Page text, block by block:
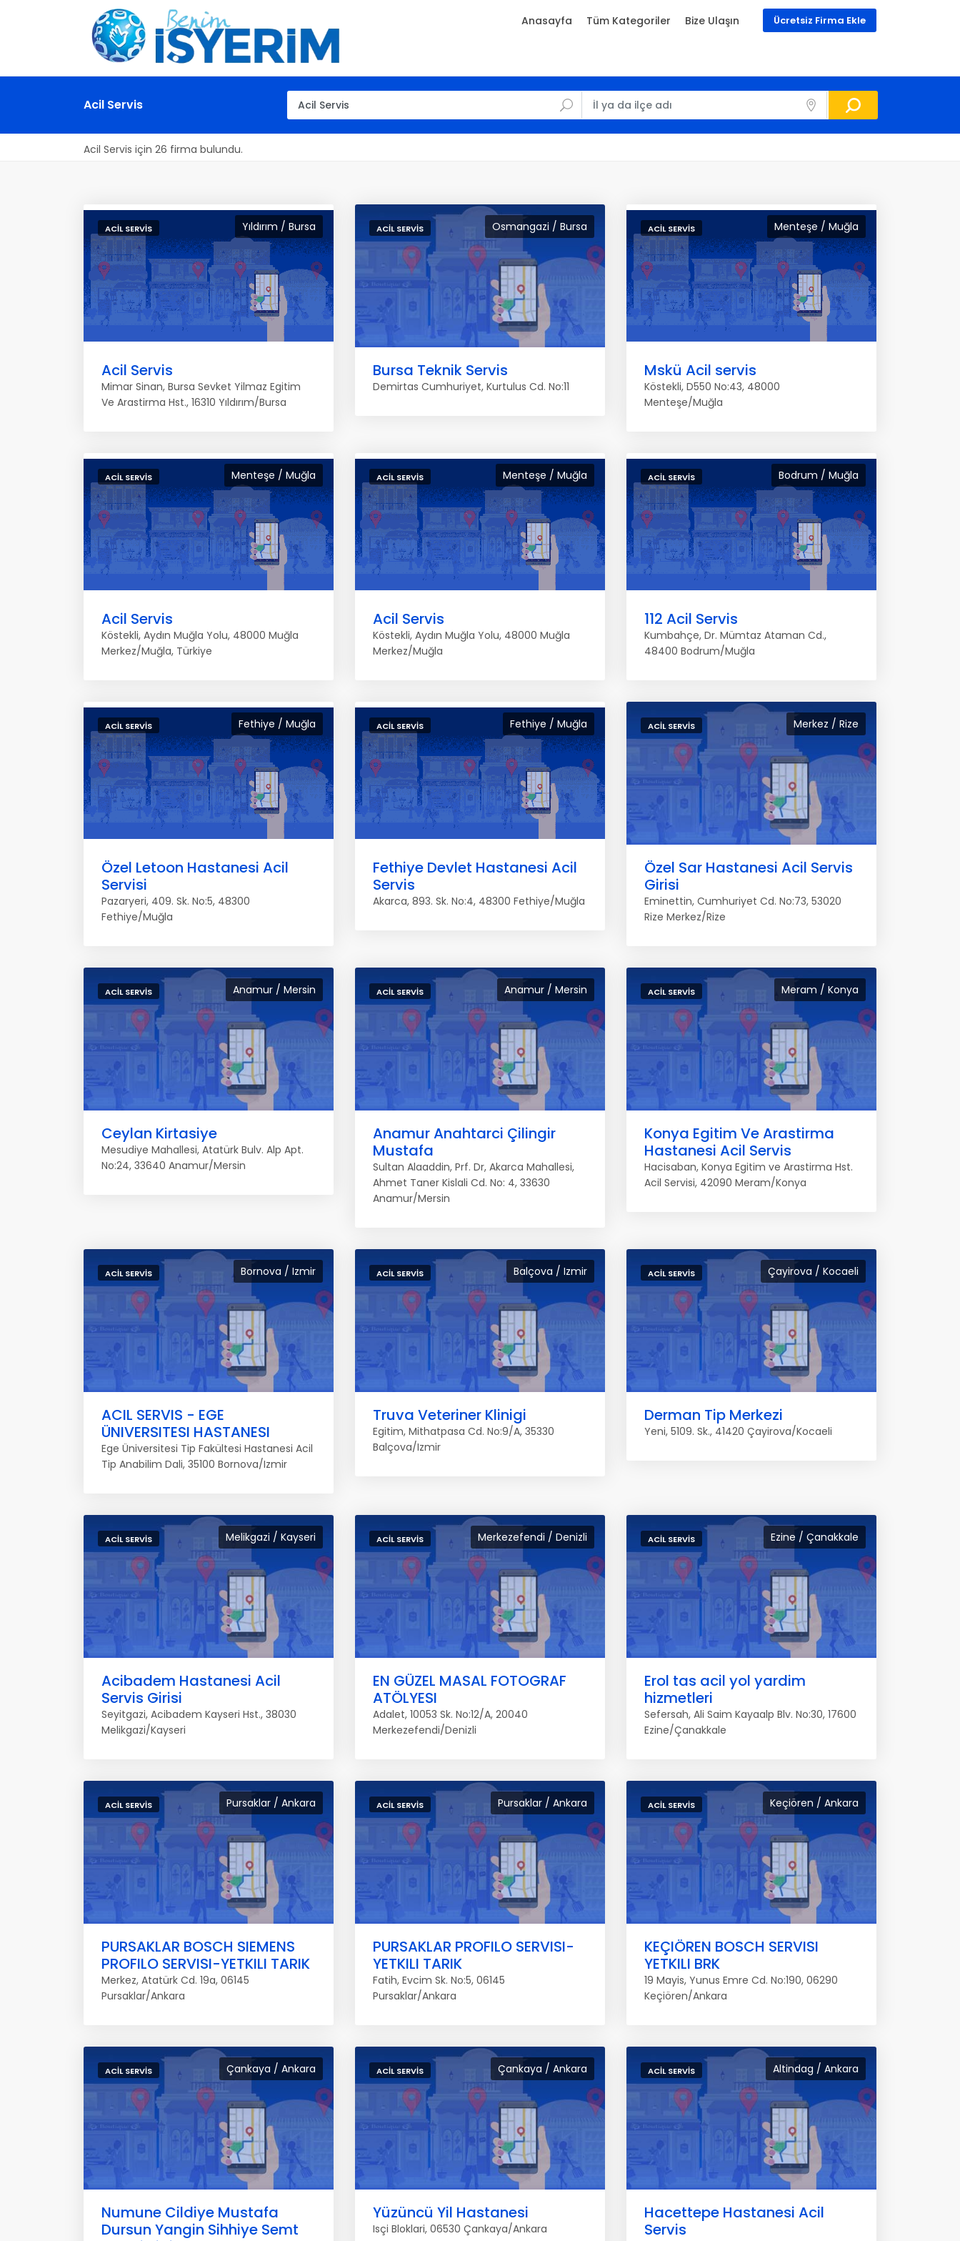
Ücretsiz Firma Ekle
Anasayfa Tüm Kategoriler Bize Ulaşın
Acil Servis
Acil Servis için 26 firma bulundu.
Yıldırım / Bursa
ACIL SERVIS
Acil Servis
Mimar Sinan, Bursa Sevket Yilmaz Egitim
Ve Arastirma Hst., 16310 Yıldırım/Bursa
Osmangazi / Bursa
ACIL SERVIS
Bursa Teknik Servis
Demirtas Cumhuriyet, Kurtulus Cd. No:11
Menteşe / Muğla
ACIL SERVIS
Mskü Acil servis
Köstekli, D550 No:43, 48000
Menteşe/Muğla
Menteşe / Muğla
ACIL SERVIS
Acil Servis
Köstekli, Aydın Muğla Yolu, 48000 Muğla
Merkez/Muğla, Türkiye
Menteşe / Muğla
ACIL SERVIS
Acil Servis
Köstekli, Aydın Muğla Yolu, 48000 Muğla
Merkez/Muğla
Bodrum / Muğla
ACIL SERVIS
112 Acil Servis
Kumbahçe, Dr. Mümtaz Ataman Cd.,
48400 Bodrum/Muğla
Fethiye / Muğla
ACIL SERVIS
Özel Letoon Hastanesi Acil
Servisi
Pazaryeri, 409. Sk. No:5, 48300
Fethiye/Muğla
Fethiye / Muğla
ACIL SERVIS
Fethiye Devlet Hastanesi Acil
Servis
Akarca, 893. Sk. No:4, 48300 Fethiye/Muğla
Merkez / Rize
ACIL SERVIS
Özel Sar Hastanesi Acil Servis
Girisi
Eminettin, Cumhuriyet Cd. No:73, 53020
Rize Merkez/Rize
Anamur / Mersin
ACIL SERVIS
Ceylan Kirtasiye
Mesudiye Mahallesi, Atatürk Bulv. Alp Apt.
No:24, 33640 Anamur/Mersin
Anamur / Mersin
ACIL SERVIS
Anamur Anahtarci Çilingir
Mustafa
Sultan Alaaddin, Prf. Dr, Akarca Mahallesi,
Ahmet Taner Kislali Cd. No: 4, 33630
Anamur/Mersin
Meram / Konya
ACIL SERVIS
Konya Egitim Ve Arastirma
Hastanesi Acil Servis
Hacisaban, Konya Egitim ve Arastirma Hst.
Acil Servisi, 42090 Meram/Konya
Bornova / Izmir
ACIL SERVIS
ACIL SERVIS - EGE
ÜNIVERSITESI HASTANESI
Ege Üniversitesi Tip Fakültesi Hastanesi Acil
Tip Anabilim Dali, 35100 Bornova/Izmir
Balçova / Izmir
ACIL SERVIS
Truva Veteriner Klinigi
Egitim, Mithatpasa Cd. No:9/A, 35330
Balçova/Izmir
Çayirova / Kocaeli
ACIL SERVIS
Derman Tip Merkezi
Yeni, 5109. Sk., 41420 Çayirova/Kocaeli
Melikgazi / Kayseri
ACIL SERVIS
Acibadem Hastanesi Acil
Servis Girisi
Seyitgazi, Acibadem Kayseri Hst., 38030
Melikgazi/Kayseri
Merkezefendi / Denizli
ACIL SERVIS
EN GÜZEL MASAL FOTOGRAF
ATÖLYESI
Adalet, 10053 Sk. No:12/A, 20040
Merkezefendi/Denizli
Ezine / Çanakkale
ACIL SERVIS
Erol tas acil yol yardim
hizmetleri
Sefersah, Ali Saim Kayaalp Blv. No:30, 17600
Ezine/Çanakkale
Pursaklar / Ankara
ACIL SERVIS
PURSAKLAR BOSCH SIEMENS
PROFILO SERVISI-YETKILI TARIK
Merkez, Atatürk Cd. 19a, 06145
Pursaklar/Ankara
Pursaklar / Ankara
ACIL SERVIS
PURSAKLAR PROFILO SERVISI-
YETKILI TARIK
Fatih, Evcim Sk. No:5, 06145
Pursaklar/Ankara
Keçiören / Ankara
ACIL SERVIS
KEÇIÖREN BOSCH SERVISI
YETKILI BRK
19 Mayis, Yunus Emre Cd. No:190, 06290
Keçiören/Ankara
Çankaya / Ankara
ACIL SERVIS
Numune Cildiye Mustafa
Dursun Yangin Sihhiye Semt
Çankaya / Ankara
ACIL SERVIS
Yüzüncü Yil Hastanesi
Isçi Bloklari, 06530 Çankaya/Ankara
Altindag / Ankara
ACIL SERVIS
Hacettepe Hastanesi Acil
Servis